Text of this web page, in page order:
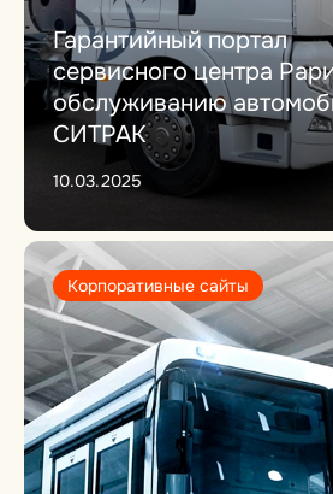
Гарантийный портал
сервисного центра
обслуживанию
СИТРАК
10.03.2025
Корпоративные сайты